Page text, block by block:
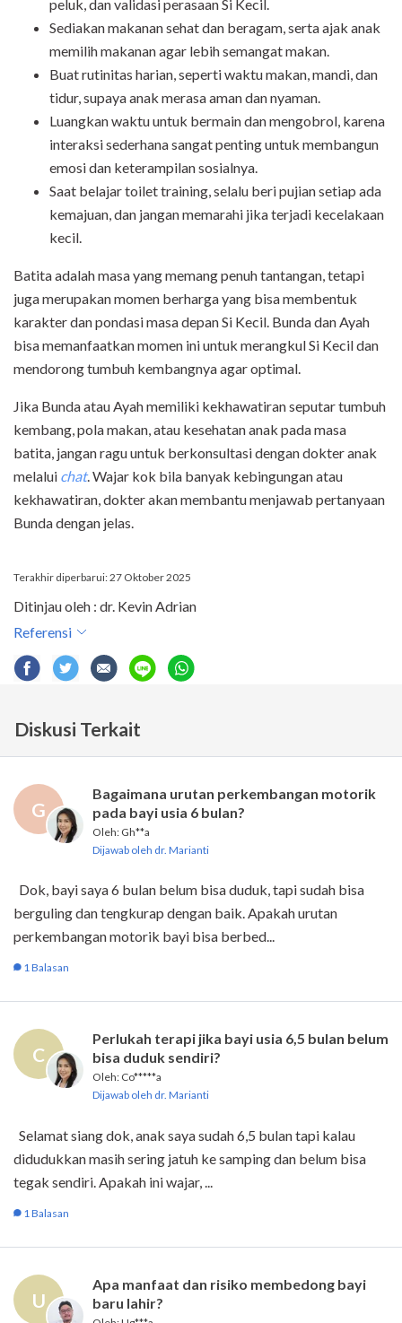
peluk, dan validasi perasaan Si Kecil.
Sediakan makanan sehat dan beragam, serta ajak anak
memilih makanan agar lebih semangat makan.
Buat rutinitas harian, seperti waktu makan, mandi, dan
tidur, supaya anak merasa aman dan nyaman.
Luangkan waktu untuk bermain dan mengobrol, karena
interaksi sederhana sangat penting untuk membangun
emosi dan keterampilan sosialnya.
Saat belajar toilet training, selalu beri pujian setiap ada
kemajuan, dan jangan memarahi jika terjadi kecelakaan
kecil.
Batita adalah masa yang memang penuh tantangan, tetapi
juga merupakan momen berharga yang bisa membentuk
karakter dan pondasi masa depan Si Kecil. Bunda dan Ayah
bisa memanfaatkan momen ini untuk merangkul Si Kecil dan
mendorong tumbuh kembangnya agar optimal.
Jika Bunda atau Ayah memiliki kekhawatiran seputar tumbuh
kembang, pola makan, atau kesehatan anak pada masa
batita, jangan ragu untuk berkonsultasi dengan dokter anak
melalui chat. Wajar kok bila banyak kebingungan atau
kekhawatiran, dokter akan membantu menjawab pertanyaan
Bunda dengan jelas.
Terakhir diperbarui: 27 Oktober 2025